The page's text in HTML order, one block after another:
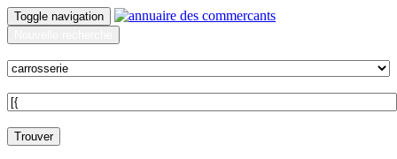
Toggle navigation
Trouver